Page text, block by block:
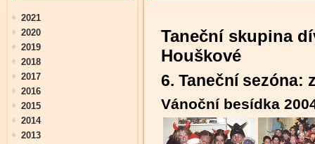
Taneční skupina
Houškové
6. Taneční sezóna:
Vánoční besídka
2021
2020
2019
2018
2017
2016
2015
2014
2013